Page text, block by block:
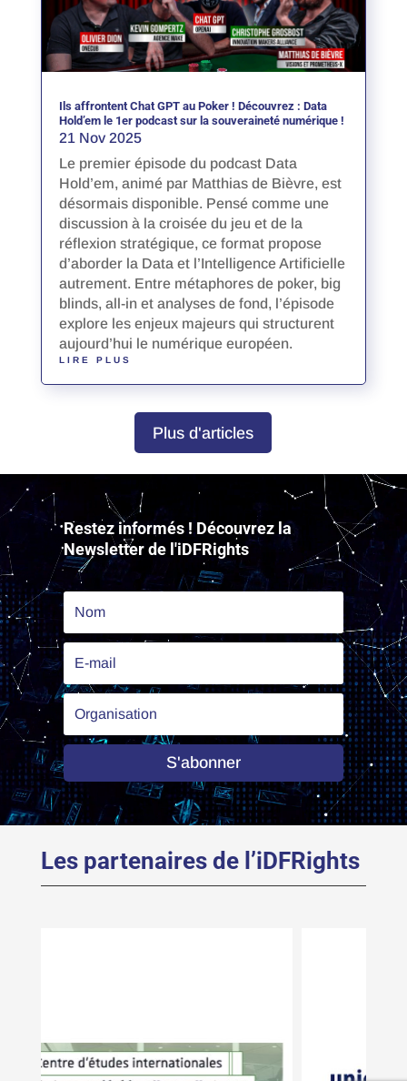
Ils affrontent Chat GPT au Poker ! Découvrez : Data
Hold’em le 1er podcast sur la souveraineté numérique !
21 Nov 2025
Le premier épisode du podcast Data
Hold’em, animé par Matthias de Bièvre, est
désormais disponible. Pensé comme une
discussion à la croisée du jeu et de la
réflexion stratégique, ce format propose
d’aborder la Data et l’Intelligence Artificielle
autrement. Entre métaphores de poker, big
blinds, all-in et analyses de fond, l’épisode
explore les enjeux majeurs qui structurent
aujourd’hui le numérique européen.
LIRE PLUS
Plus d'articles
vidéo
Restez informés ! Découvrez la
Newsletter de l'iDFRights
S'abonner
Les partenaires de l’iDFRights